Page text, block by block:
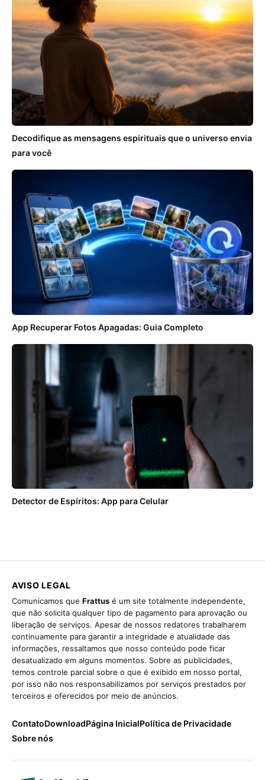
Decodifique as mensagens espirituais que o universo envia
para você
App Recuperar Fotos Apagadas: Guia Completo
Detector de Espíritos: App para Celular
AVISO LEGAL
Comunicamos que Frattus é um site totalmente independente,
que não solicita qualquer tipo de pagamento para aprovação ou
liberação de serviços. Apesar de nossos redatores trabalharem
continuamente para garantir a integridade e atualidade das
informações, ressaltamos que nosso conteúdo pode ficar
desatualizado em alguns momentos. Sobre as publicidades,
temos controle parcial sobre o que é exibido em nosso portal,
por isso não nos responsabilizamos por serviços prestados por
terceiros e oferecidos por meio de anúncios.
ContatoDownloadPágina InicialPolítica de Privacidade
Sobre nós